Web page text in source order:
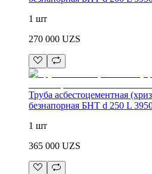
1 шт
270 000 UZS
Труба асбестоцементная
безнапорная БНТ d 250 L
1 шт
365 000 UZS